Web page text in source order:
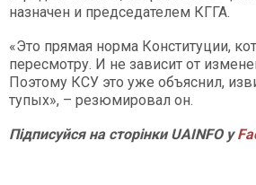
назначен и председателем КГГА.
«Это прямая норма Конституции,
пересмотру. И не зависит от
Поэтому КСУ это уже объяснил,
тупых», – резюмировал он.
Підписуйся на сторінки UAINFO у